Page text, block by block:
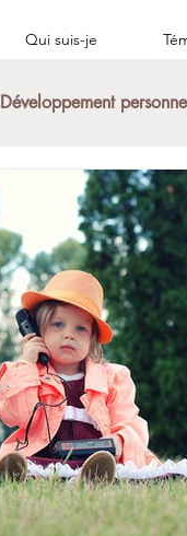
Qui suis-je
Développement personnel